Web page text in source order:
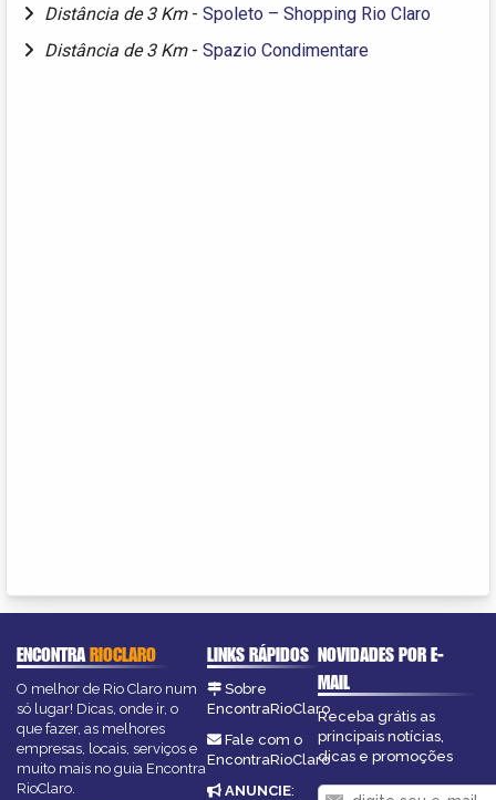
Distância de 3 Km - Spoleto – Shopping Rio Claro
Distância de 3 Km - Spazio Condimentare
ENCONTRARIOCLARO
O melhor de Rio Claro num
só lugar! Dicas, onde ir, o
que fazer, as melhores
empresas, locais, serviços e
muito mais no guia Encontra
RioClaro.
LINKS RÁPIDOS
Sobre
EncontraRioClaro
Fale com o
EncontraRioClaro
ANUNCIE:
NOVIDADES POR E-
MAIL
Receba grátis as
principais notícias,
dicas e promoções